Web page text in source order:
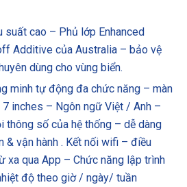
suất cao – Phủ lớp Enhanced
Additive của Australia – bảo vệ
dùng cho vùng biển.
minh tự động đa chức năng – màn
7 inches – Ngôn ngữ Việt / Anh –
thông số của hệ thống – dễ dàng
& vận hành . Kết nối wifi – điều
xa qua App – Chức năng lập trình
độ theo giờ / ngày/ tuần